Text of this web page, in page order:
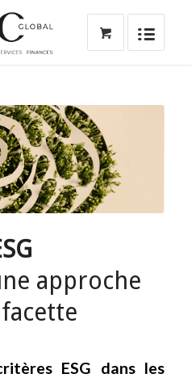
approche
ESG dans les